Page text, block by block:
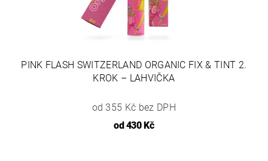
PINK FLASH SWITZERLAND ORGANIC FIX & TINT 2.
KROK – LAHVIČKA
od 355 Kč bez DPH
od 430 Kč